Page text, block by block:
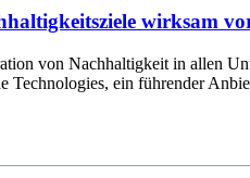
wirksam
von Nachhaltigkeit in allen
ein führender